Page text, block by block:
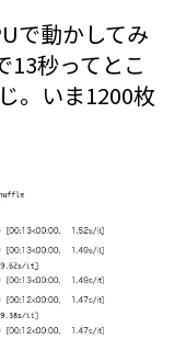
で動かしてみ
13秒ってとこ
。いま1200枚